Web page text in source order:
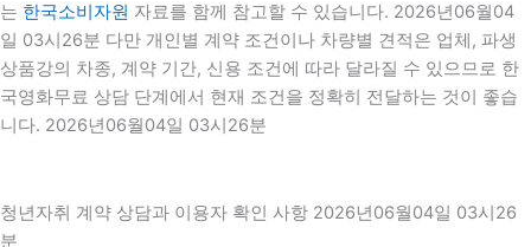
는 한국소비자원 자료를 함께 참고할 수 있습니다. 2026년06월04
일 03시26분 다만 개인별 계약 조건이나 차량별 견적은 업체, 파생
상품강의 차종, 계약 기간, 신용 조건에 따라 달라질 수 있으므로 한
국영화무료 상담 단계에서 현재 조건을 정확히 전달하는 것이 좋습
니다. 2026년06월04일 03시26분
청년자취 계약 상담과 이용자 확인 사항 2026년06월04일 03시26
분